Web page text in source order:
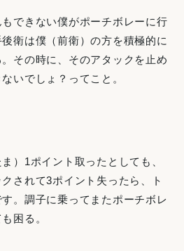
できない僕がポーチボレーに行
衛は僕（前衛）の方を積極的に
その時に、そのアタックを止め
いでしょ？ってこと。
）1ポイント取ったとしても、
されて3ポイント失ったら、ト
。調子に乗ってまたポーチボレ
困る。